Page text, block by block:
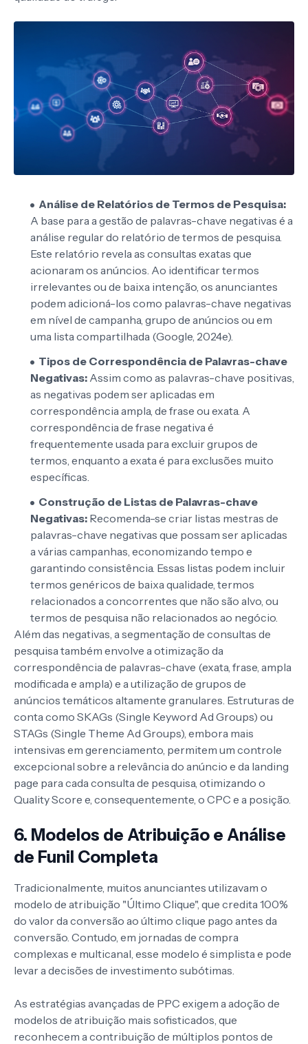
Análise de Relatórios de Termos de Pesquisa:
A base para a gestão de palavras-chave negativas é a
análise regular do relatório de termos de pesquisa.
Este relatório revela as consultas exatas que
acionaram os anúncios. Ao identificar termos
irrelevantes ou de baixa intenção, os anunciantes
podem adicioná-los como palavras-chave negativas
em nível de campanha, grupo de anúncios ou em
uma lista compartilhada (Google, 2024e).
Tipos de Correspondência de Palavras-chave
Negativas: Assim como as palavras-chave positivas,
as negativas podem ser aplicadas em
correspondência ampla, de frase ou exata. A
correspondência de frase negativa é
frequentemente usada para excluir grupos de
termos, enquanto a exata é para exclusões muito
específicas.
Construção de Listas de Palavras-chave
Negativas: Recomenda-se criar listas mestras de
palavras-chave negativas que possam ser aplicadas
a várias campanhas, economizando tempo e
garantindo consistência. Essas listas podem incluir
termos genéricos de baixa qualidade, termos
relacionados a concorrentes que não são alvo, ou
termos de pesquisa não relacionados ao negócio.
Além das negativas, a segmentação de consultas de
pesquisa também envolve a otimização da
correspondência de palavras-chave (exata, frase, ampla
modificada e ampla) e a utilização de grupos de
anúncios temáticos altamente granulares. Estruturas de
conta como SKAGs (Single Keyword Ad Groups) ou
STAGs (Single Theme Ad Groups), embora mais
intensivas em gerenciamento, permitem um controle
excepcional sobre a relevância do anúncio e da landing
page para cada consulta de pesquisa, otimizando o
Quality Score e, consequentemente, o CPC e a posição.
6. Modelos de Atribuição e Análise
de Funil Completa
Tradicionalmente, muitos anunciantes utilizavam o
modelo de atribuição "Último Clique", que credita 100%
do valor da conversão ao último clique pago antes da
conversão. Contudo, em jornadas de compra
complexas e multicanal, esse modelo é simplista e pode
levar a decisões de investimento subótimas.
As estratégias avançadas de PPC exigem a adoção de
modelos de atribuição mais sofisticados, que
reconhecem a contribuição de múltiplos pontos de